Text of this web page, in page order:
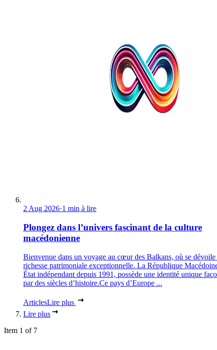
2 Aug 2026·1 min à lire
Plongez dans l’univers fascinant de la culture
macédonienne
Bienvenue dans un voyage au cœur des Balkans, où se dévoile
richesse patrimoniale exceptionnelle. La République
État indépendant depuis 1991, possède une identité unique
par des siècles d’histoire.Ce pays d’Europe ...
ArticlesLire plus
Lire plus
Item 1 of 7